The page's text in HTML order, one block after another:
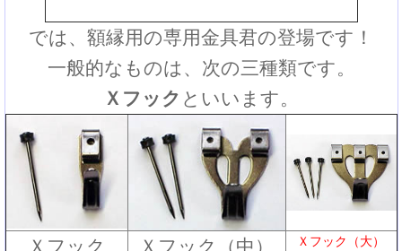
では、額縁用の専用金具君の登場です！
一般的なものは、次の三種類です。
Ｘフック といいます。
Ｘフック
Ｘフック（中）
Ｘフック（大）